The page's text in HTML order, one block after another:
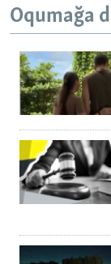
Oqumağa